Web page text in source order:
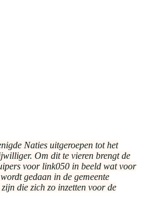
Naties uitgeroepen tot het
Om dit te vieren brengt de
voor link050 in beeld wat voor
gedaan in de gemeente
die zich zo inzetten voor de